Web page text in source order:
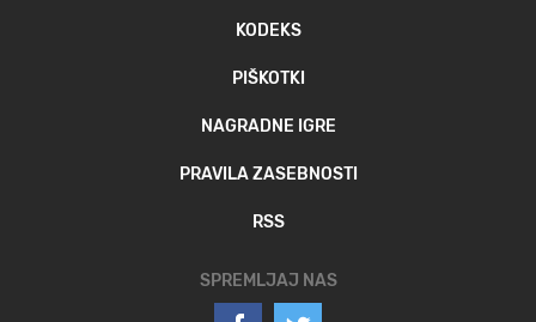
KODEKS
PIŠKOTKI
NAGRADNE IGRE
PRAVILA ZASEBNOSTI
RSS
SPREMLJAJ NAS